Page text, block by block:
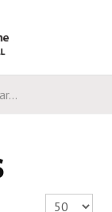
Cantidad a